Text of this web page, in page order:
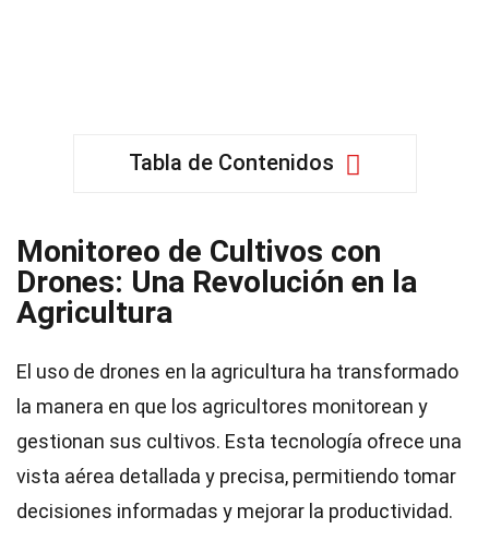
Tabla de Contenidos
Monitoreo de Cultivos con
Drones: Una Revolución en la
Agricultura
El uso de drones en la agricultura ha transformado
la manera en que los agricultores monitorean y
gestionan sus cultivos. Esta tecnología ofrece una
vista aérea detallada y precisa, permitiendo tomar
decisiones informadas y mejorar la productividad.